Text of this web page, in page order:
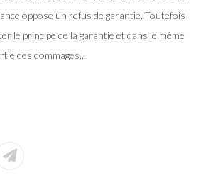
oppose un refus de garantie. Toutefois
le principe de la garantie et dans le même
des dommages...